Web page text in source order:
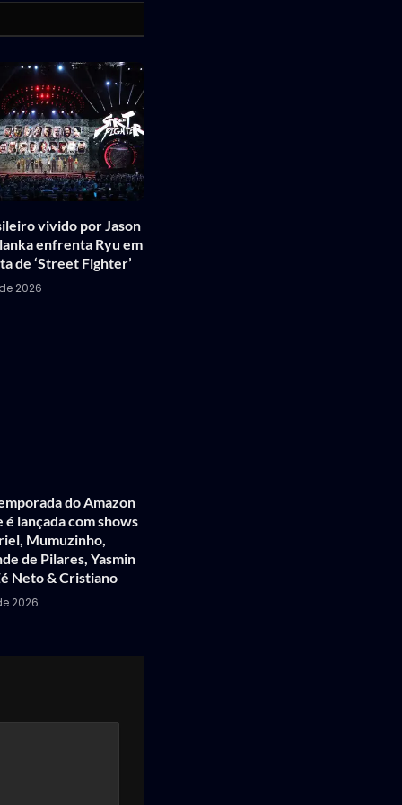
vivido por Jason
enfrenta Ryu em
de ‘Street Fighter’
2026
do Amazon
é lançada com shows
Mumuzinho,
de Pilares, Yasmin
Neto & Cristiano
2026